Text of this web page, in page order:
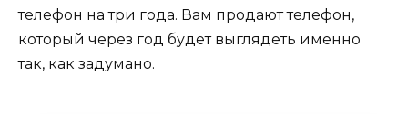
телефон на три года. Вам продают телефон,
который через год будет выглядеть именно
так, как задумано.